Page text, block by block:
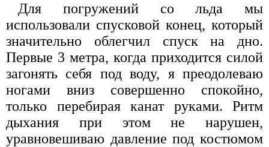
Для погружений со льда мы
использовали спусковой конец, который
значительно облегчил спуск на дно.
Первые 3 метра, когда приходится силой
загонять себя под воду, я преодолеваю
ногами вниз совершенно спокойно,
только перебирая канат руками. Ритм
дыхания при этом не нарушен,
уравновешиваю давление под костюмом